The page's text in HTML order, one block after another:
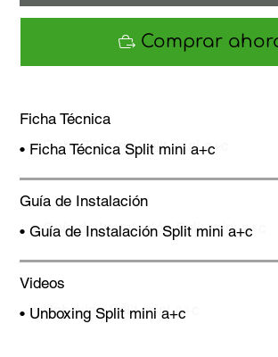
Comprar
Ficha Técnica
• Ficha Técnica Split mini a+c
Guía de Instalación
•Guía de Instalación Split mini a+c
Videos
• Unboxing Split mini a+c